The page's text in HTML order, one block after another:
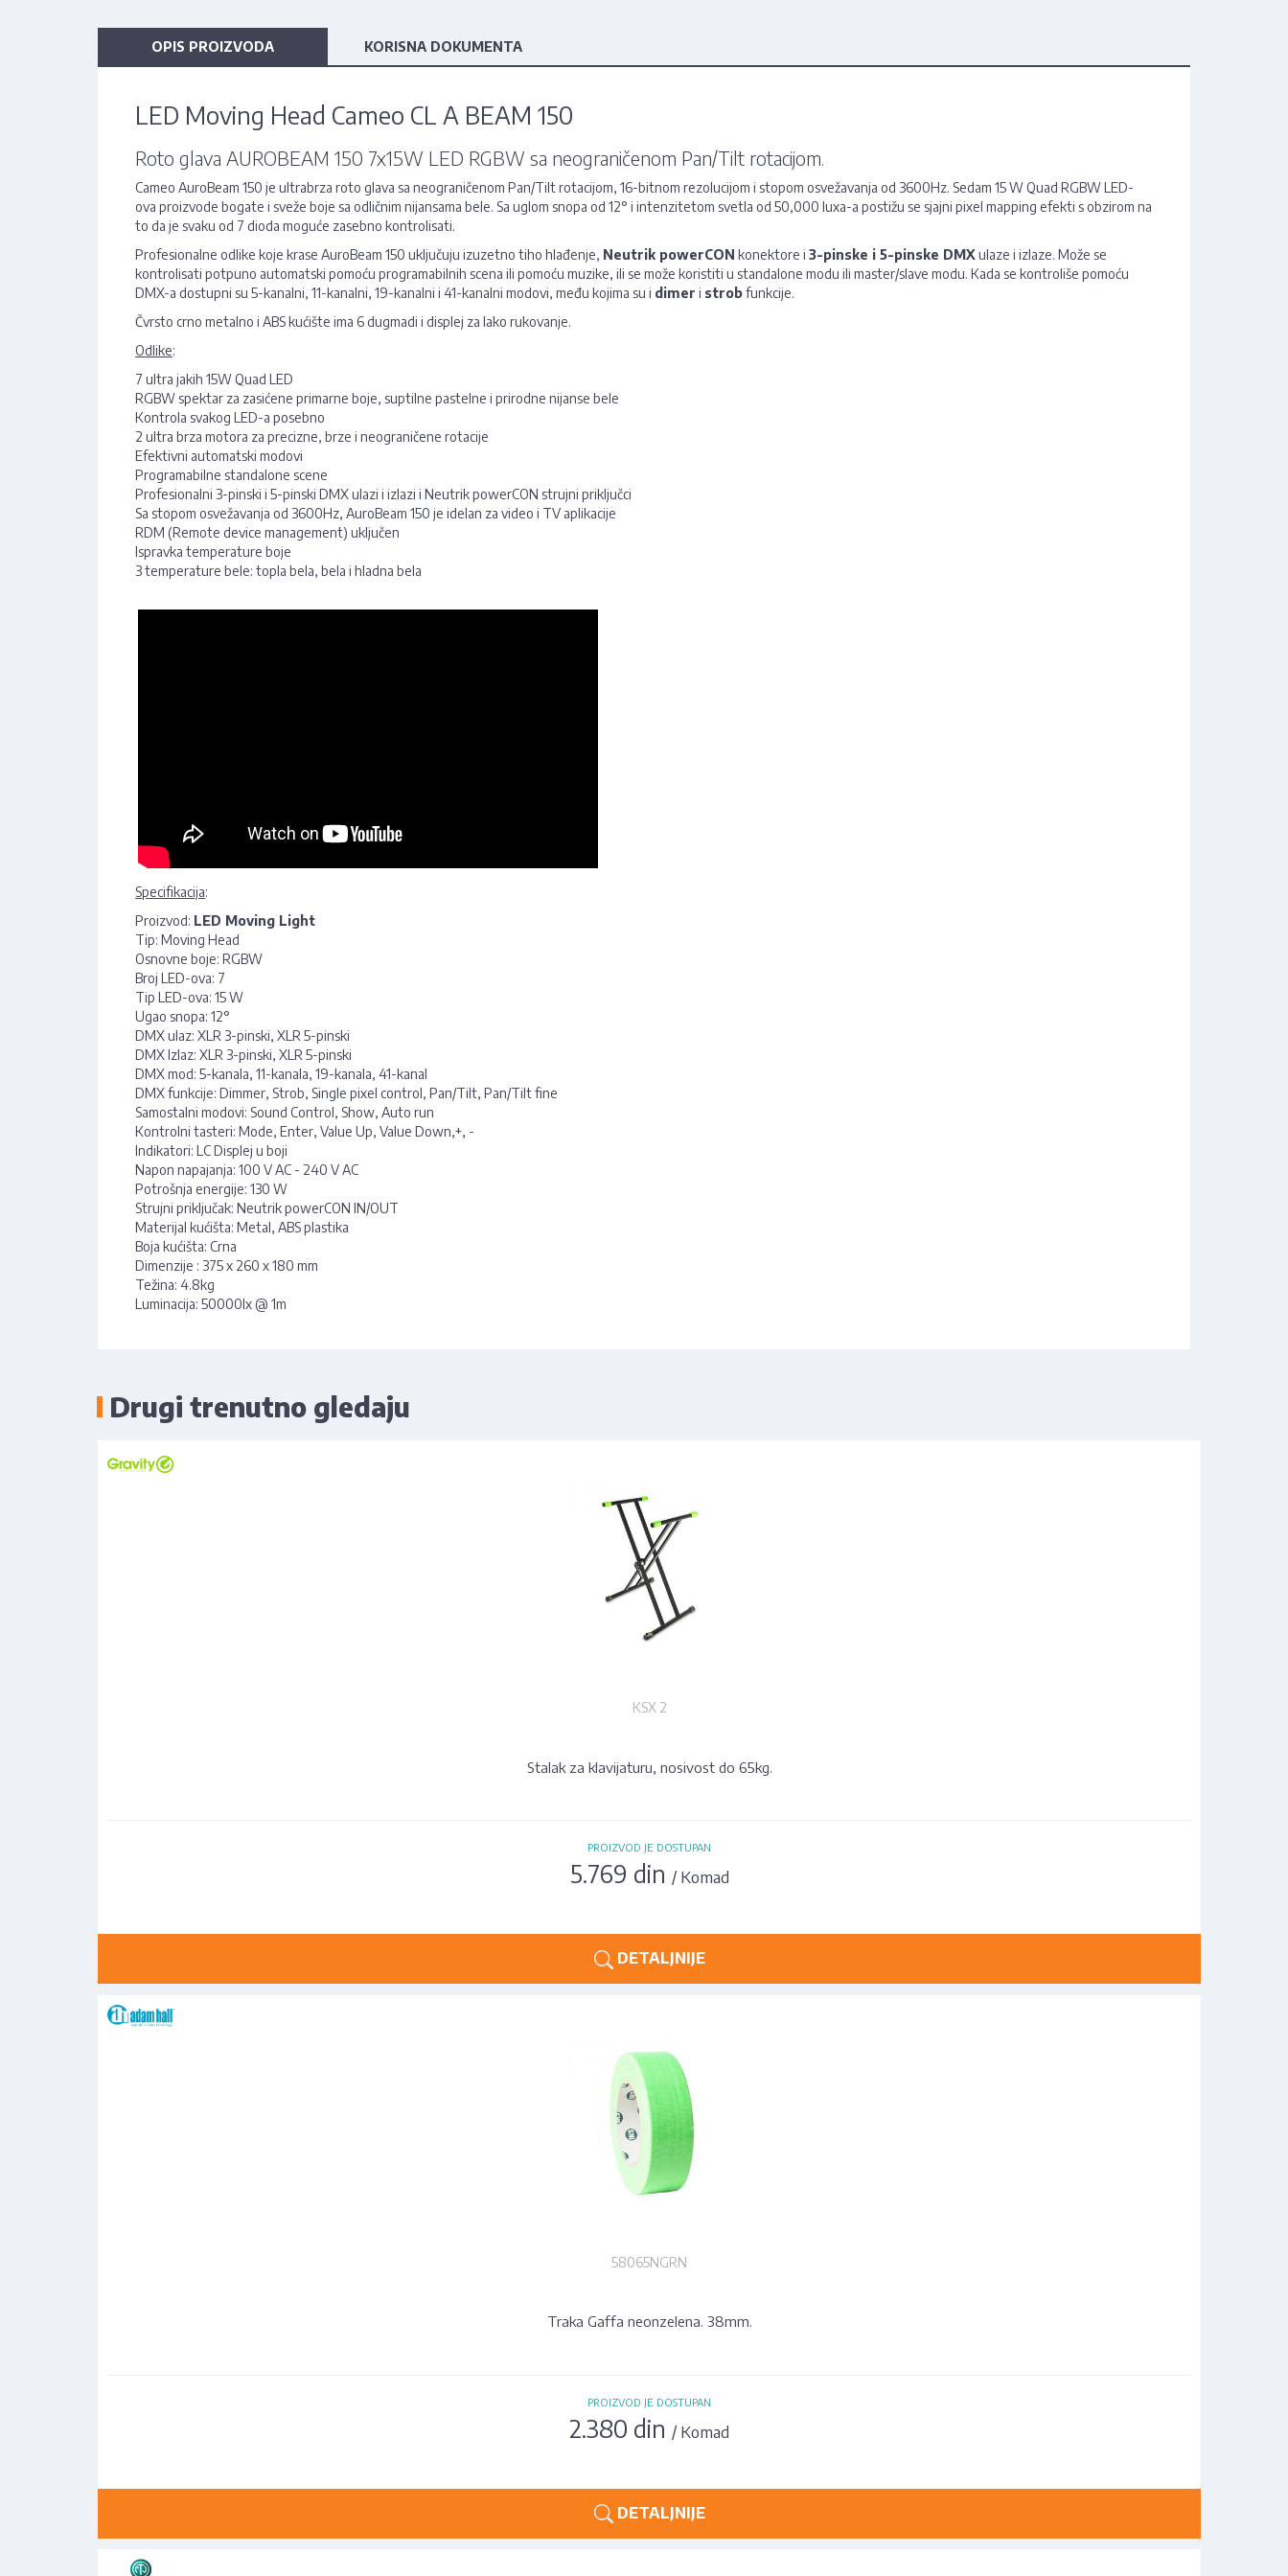
OPIS PROIZVODA KORISNA DOKUMENTA
LED Moving Head Cameo CL A BEAM 150
Roto glava AUROBEAM 150 7x15W LED RGBW sa neograničenom Pan/Tilt rotacijom.
Cameo AuroBeam 150 je ultrabrza roto glava sa neograničenom Pan/Tilt rotacijom, 16-bitnom rezolucijom i stopom osvežavanja od 3600Hz. Sedam 15 W Quad RGBW LED-
ova proizvode bogate i sveže boje sa odličnim nijansama bele. Sa uglom snopa od 12° i intenzitetom svetla od 50,000 luxa-a postižu se sjajni pixel mapping efekti s obzirom na
to da je svaku od 7 dioda moguće zasebno kontrolisati.
Profesionalne odlike koje krase AuroBeam 150 uključuju izuzetno tiho hlađenje, Neutrik powerCON konektore i 3-pinske i 5-pinske DMXulaze i izlaze. Može se
kontrolisati potpuno automatski pomoću programabilnih scena ili pomoću muzike, ili se može koristiti u standalone modu ili master/slave modu. Kada se kontroliše pomoću
DMX-a dostupni su 5-kanalni, 11-kanalni, 19-kanalni i 41-kanalni modovi, među kojima su i dimer i strobfunkcije.
Čvrsto crno metalno i ABS kućište ima 6 dugmadi i displej za lako rukovanje.
Odlike:
7 ultra jakih 15W Quad LED
RGBW spektar za zasićene primarne boje, suptilne pastelne i prirodne nijanse bele
Kontrola svakog LED-a posebno
2 ultra brza motora za precizne, brze i neograničene rotacije
Efektivni automatski modovi
Programabilne standalone scene
Profesionalni 3-pinski i 5-pinski DMX ulazi i izlazi i Neutrik powerCON strujni priključci
Sa stopom osvežavanja od 3600Hz, AuroBeam 150 je idelan za video i TV aplikacije
RDM (Remote device management) uključen
Ispravka temperature boje
3 temperature bele: topla bela, bela i hladna bela
Specifikacija:
Proizvod: LED Moving Light
Tip: Moving Head
Osnovne boje: RGBW
Broj LED-ova: 7
Tip LED-ova: 15 W
Ugao snopa: 12°
DMX ulaz: XLR 3-pinski, XLR 5-pinski
DMX Izlaz: XLR 3-pinski, XLR 5-pinski
DMX mod: 5-kanala, 11-kanala, 19-kanala, 41-kanal
DMX funkcije: Dimmer, Strob, Single pixel control, Pan/Tilt, Pan/Tilt fine
Samostalni modovi: Sound Control, Show, Auto run
Kontrolni tasteri: Mode, Enter, Value Up, Value Down,+, -
Indikatori: LC Displej u boji
Napon napajanja: 100 V AC - 240 V AC
Potrošnja energije: 130 W
Strujni priključak: Neutrik powerCON IN/OUT
Materijal kućišta: Metal, ABS plastika
Boja kućišta: Crna
Dimenzije : 375 x 260 x 180 mm
Težina: 4.8kg
Luminacija: 50000lx @ 1m
Drugi trenutno gledaju
KSX 2
Stalak za klavijaturu, nosivost do 65kg.
PROIZVOD JE DOSTUPAN
5.769 din / Komad
DETALJNIJE
58065NGRN
Traka Gaffa neonzelena. 38mm.
PROIZVOD JE DOSTUPAN
2.380 din / Komad
DETALJNIJE